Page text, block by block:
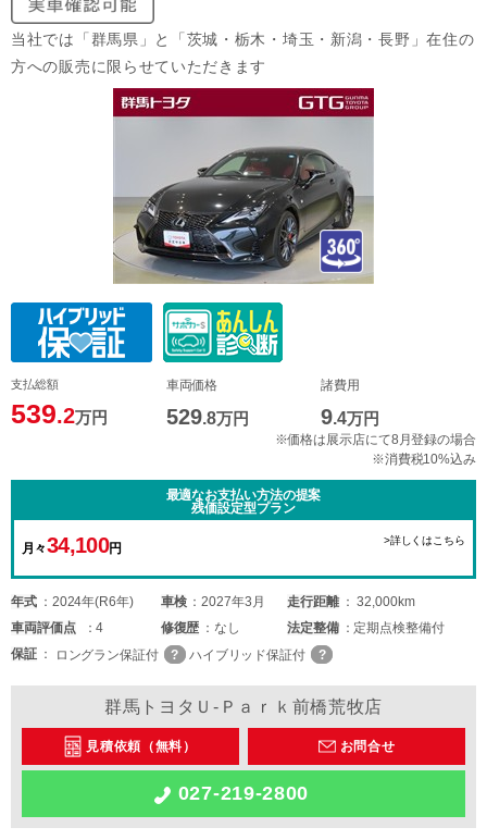
当社では「群馬県」と「茨城・栃木・埼玉・新潟・長野」在住の
方への販売に限らせていただきます
支払総額
539.2万円
車両価格
529.8万円
諸費用
9.4万円
※価格は展示店にて8月登録の場合
※消費税10%込み
最適なお支払い方法の提案
残価設定型プラン
月々34,100円
>詳しくはこちら
年式 2024年(R6年) 車検 2027年3月 走行距離
32,000km
車両評価点 4 修復歴 なし 法定整備
定期点検整備付
保証
ロングラン保証付 ハイブリッド保証付
群馬トヨタＵ-Ｐａｒｋ前橋荒牧店
見積依頼（無料） お問合せ
027-219-2800